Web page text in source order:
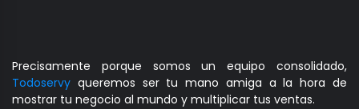
Precisamente porque somos un equipo consolidado,
Todoservy queremos ser tu mano amiga a la hora de
mostrar tu negocio al mundo y multiplicar tus ventas.